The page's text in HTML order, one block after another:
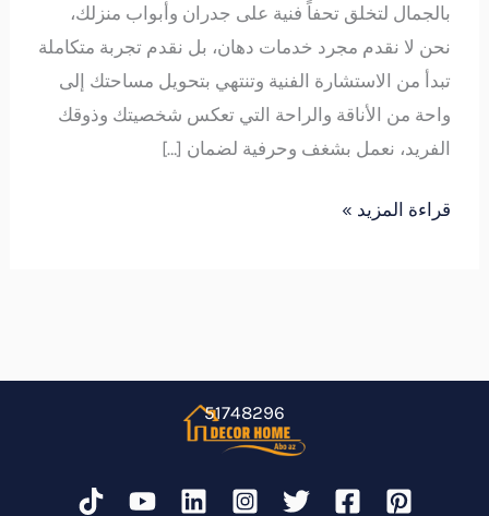
بالجمال لتخلق تحفاً فنية على جدران وأبواب منزلك،
نحن لا نقدم مجرد خدمات دهان، بل نقدم تجربة متكاملة
تبدأ من الاستشارة الفنية وتنتهي بتحويل مساحتك إلى
واحة من الأناقة والراحة التي تعكس شخصيتك وذوقك
الفريد، نعمل بشغف وحرفية لضمان […]
قراءة المزيد »
51748296